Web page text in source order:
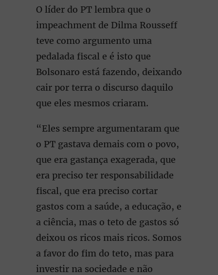
O líder do PT lembra que o
impeachment de Dilma Rousseff
teve como argumento uma
pedalada fiscal e é isto que
Bolsonaro está fazendo, deixando
cair por terra o discurso daquilo
que eles mesmos criaram.
“Eles sempre argumentaram que
o PT gastava demais com o povo,
que era gastança exagerada, que
era preciso ter responsabilidade
fiscal, que era preciso cortar
gastos com a saúde, a educação, e
a ciência, mas o teto de gastos só
deixou os ricos mais ricos. Somos
a favor do fim do teto, mas para
investir na sociedade e não